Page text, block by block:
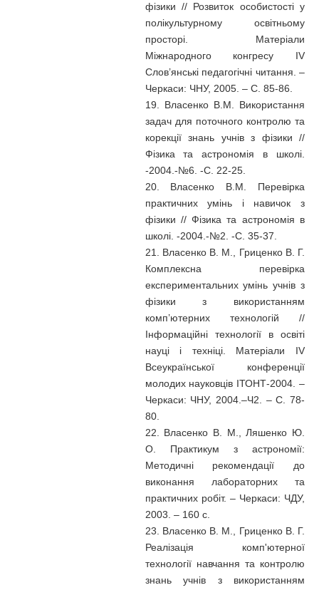
фізики // Розвиток особистості у
полікультурному освітньому
просторі. Матеріали
Міжнародного конгресу IV
Слов’янські педагогічні читання. –
Черкаси: ЧНУ, 2005. – С. 85-86.
19. Власенко В.М. Використання
задач для поточного контролю та
корекції знань учнів з фізики //
Фізика та астрономія в школі.
-2004.-№6. -С. 22-25.
20. Власенко В.М. Перевірка
практичних умінь і навичок з
фізики // Фізика та астрономія в
школі. -2004.-№2. -С. 35-37.
21. Власенко В. М., Гриценко В. Г.
Комплексна перевірка
експериментальних умінь учнів з
фізики з використанням
комп’ютерних технологій //
Інформаційні технології в освіті
науці і техніці. Матеріали IV
Всеукраїнської конференції
молодих науковців ІТОНТ-2004. –
Черкаси: ЧНУ, 2004.–Ч2. – С. 78-
80.
22. Власенко В. М., Ляшенко Ю.
О. Практикум з астрономії:
Методичні рекомендації до
виконання лабораторних та
практичних робіт. – Черкаси: ЧДУ,
2003. – 160 с.
23. Власенко В. М., Гриценко В. Г.
Реалізація комп'ютерної
технології навчання та контролю
знань учнів з використанням